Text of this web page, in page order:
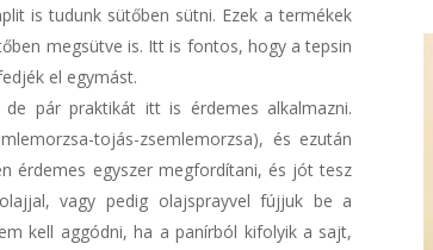
is tudunk sütőben sütni. Ezek a termékek
megsütve is. Itt is fontos, hogy a tepsin
el egymást.
pár praktikát itt is érdemes alkalmazni.
tojás-zsemlemorzsa), és ezután
érdemes egyszer megfordítani, és jót tesz
vagy pedig olajsprayvel fújjuk be a
kell aggódni, ha a panírból kifolyik a sajt,